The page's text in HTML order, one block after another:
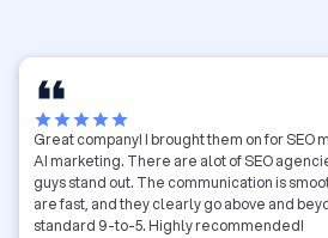
starstarstarstarstar
Great company! I brought them on for SEO
AI marketing. There are alot of SEO
guys stand out. The communication is
are fast, and they clearly go above and
standard 9-to-5. Highly recommended!